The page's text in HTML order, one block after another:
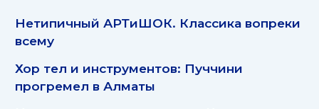
Нетипичный АРТиШОК. Классика вопреки
всему
Хор тел и инструментов: Пуччини
прогремел в Алматы